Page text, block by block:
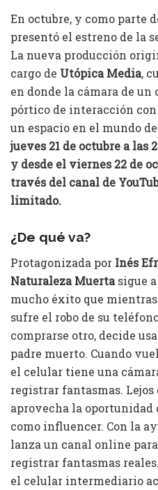
En octubre, y como parte
presentó el estreno de la
La nueva producción
cargo de Utópica Media,
en donde la cámara de
pórtico de interacción
un espacio en el mundo
jueves 21 de octubre a las
y desde el viernes 22 de
través del canal de
limitado.
¿De qué va?
Protagonizada por Inés
Naturaleza Muertasigue
mucho éxito que
sufre el robo de su
comprarse otro, decide
padre muerto. Cuando
el celular tiene una
registrar fantasmas. Lejos
aprovecha la oportunidad
como influencer. Con la
lanza un canal online
registrar fantasmas
el celular intermediario